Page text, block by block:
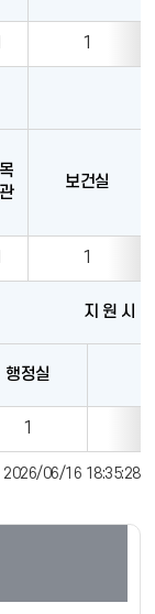
1
보건실
1
지 원 시 설
행정실
1
: 2026/06/16 18:35:28